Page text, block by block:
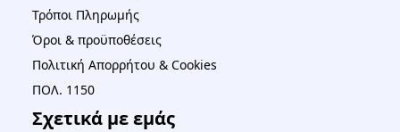
Τρόποι Πληρωμής
Όροι & προϋποθέσεις
Πολιτική Απορρήτου & Cookies
ΠΟΛ. 1150
Σχετικά με εμάς